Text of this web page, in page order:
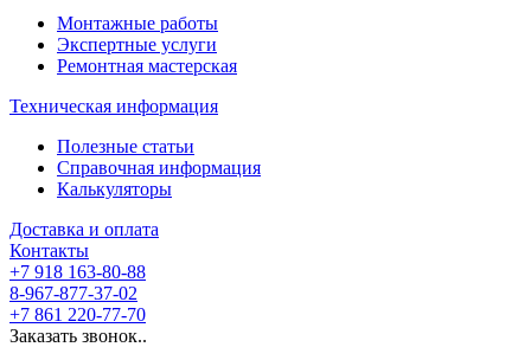
Монтажные работы
Экспертные услуги
Ремонтная мастерская
Техническая информация
Полезные статьи
Справочная информация
Калькуляторы
Доставка и оплата
Контакты
+7 918 163-80-88
8-967-877-37-02
+7 861 220-77-70
Заказать звонок..